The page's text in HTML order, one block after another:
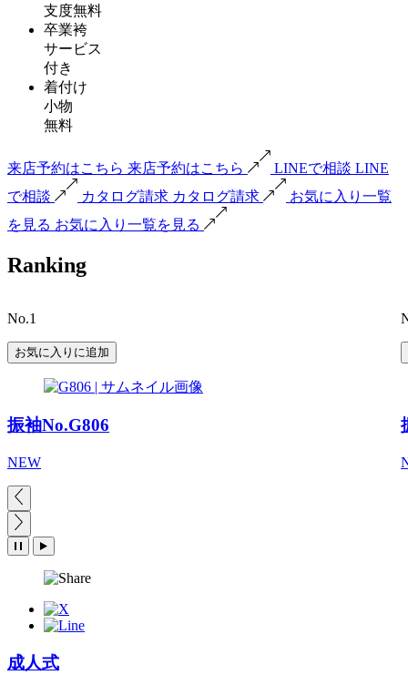
支度無料
卒業袴
サービス
付き
着付け
小物
無料
来店予約はこちら 来店予約はこちら LINEで相談 LINE
で相談
カタログ請求 カタログ請求
お気に入り一覧
を見る お気に入り一覧を見る
Ranking
No.1
お気に入りに追加
振袖No.G806
NEW
成人式